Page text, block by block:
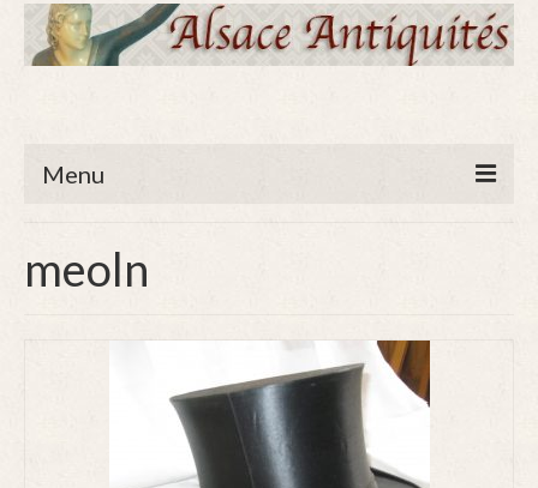
Menu
MEUBLES ANCIENS
TABLES et SIEGES
COMMODES
ARMOIRES
meoln